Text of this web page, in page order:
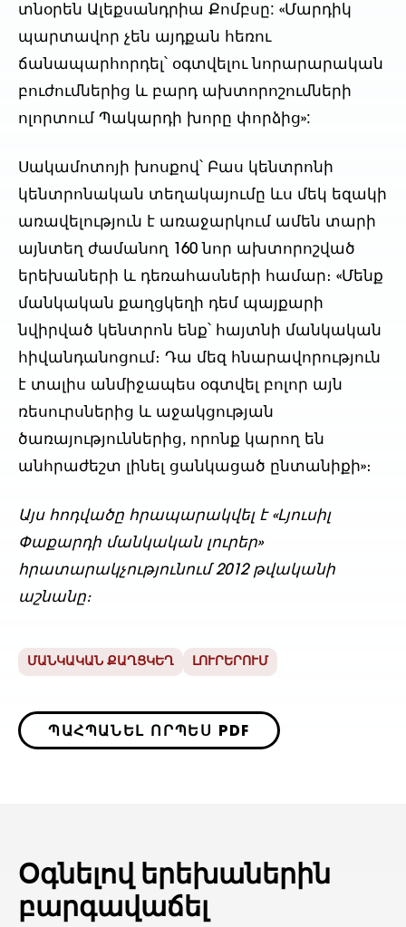
տնօրեն Ալեքսանդրիա Քոմբսը: «Մարդիկ
պարտավոր չեն այդքան հեռու
ճանապարհորդել՝ օգտվելու նորարարական
բուժումներից և բարդ ախտորոշումների
ոլորտում Պակարդի խորը փորձից»:
Սակամոտոյի խոսքով՝ Բաս կենտրոնի
կենտրոնական տեղակայումը ևս մեկ եզակի
առավելություն է առաջարկում ամեն տարի
այնտեղ ժամանող 160 նոր ախտորոշված
երեխաների և դեռահասների համար։ «Մենք
մանկական քաղցկեղի դեմ պայքարի
նվիրված կենտրոն ենք՝ հայտնի մանկական
հիվանդանոցում։ Դա մեզ հնարավորություն
է տալիս անմիջապես օգտվել բոլոր այն
ռեսուրսներից և աջակցության
ծառայություններից, որոնք կարող են
անհրաժեշտ լինել ցանկացած ընտանիքի»։
Այս հոդվածը հրապարակվել է «Լյուսիլ
Փաքարդի մանկական լուրեր»
հրատարակչությունում 2012 թվականի
աշնանը։
ՄԱՆԿԱԿԱՆ ՔԱՂՑԿԵՂ ԼՈՒՐԵՐՈՒՄ
ՊԱՀՊԱՆԵԼ ՈՐՊԵՍ PDF
Օգնելով երեխաներին
բարգավաճել